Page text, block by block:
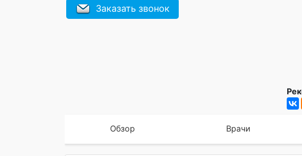
Заказать звонок
Обзор Врачи